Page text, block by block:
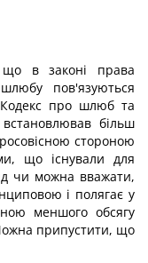
в законі права
пов'язуються
про шлюб та
більш
стороною
що існували для
чи можна вважати,
і полягає у
меншого обсягу
припустити, що